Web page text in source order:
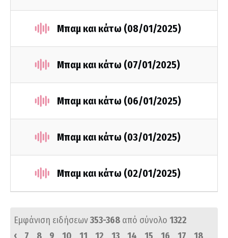
Μπαμ και κάτω (08/01/2025)
Μπαμ και κάτω (07/01/2025)
Μπαμ και κάτω (06/01/2025)
Μπαμ και κάτω (03/01/2025)
Μπαμ και κάτω (02/01/2025)
Εμφάνιση ειδήσεων353-368 από σύνολο 1322
‹